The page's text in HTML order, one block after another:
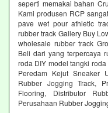
seperti memakai bahan
Kami produsen RCP
pave wet pour athletic
rubber track Gallery Buy
wholesale rubber track
Beli dari yang terpercaya
roda DIY model tangki
Peredam Kejut Sneaker
Rubber Jogging Track,
Flooring, Distributor
Perusahaan Rubber